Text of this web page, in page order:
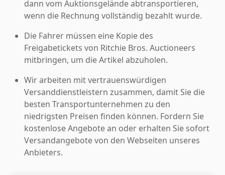
dann vom Auktionsgelände abtransportieren,
wenn die Rechnung vollständig bezahlt wurde.
Die Fahrer müssen eine Kopie des
Freigabetickets von Ritchie Bros. Auctioneers
mitbringen, um die Artikel abzuholen.
Wir arbeiten mit vertrauenswürdigen
Versanddienstleistern zusammen, damit Sie die
besten Transportunternehmen zu den
niedrigsten Preisen finden können. Fordern Sie
kostenlose Angebote an oder erhalten Sie sofort
Versandangebote von den Webseiten unseres
Anbieters.